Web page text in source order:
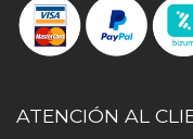
ATENCIÓN AL